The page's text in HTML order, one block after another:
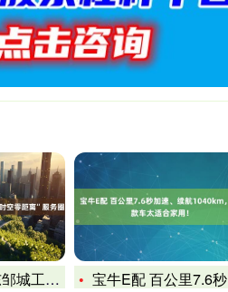
零距离”服务圈
宝牛E配 百公里7.6秒加速、续航1040km，这款车太适合